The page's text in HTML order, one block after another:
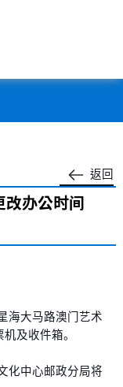
返回
改办公时间
海大马路澳门艺术
及收件箱。
化中心邮政分局将